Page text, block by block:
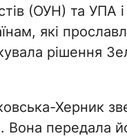
(ОУН) та УПА
які
рішення
Херник
передала